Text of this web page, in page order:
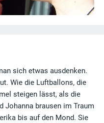
sich etwas ausdenken.
Wie die Luftballons, die
steigen lässt, als die
Johanna brausen im Traum
bis auf den Mond. Sie